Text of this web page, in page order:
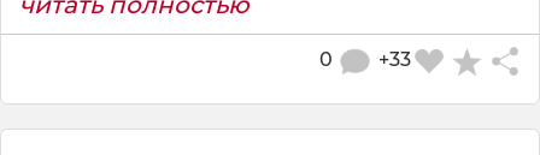
+33
0